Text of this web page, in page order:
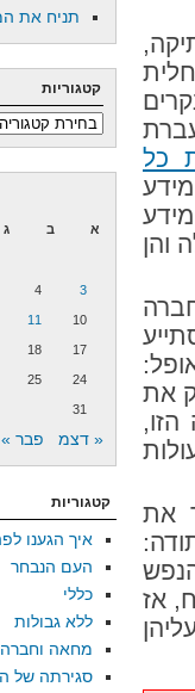
כל
והן
את
את
אז
תניח את
קטגוריות
קטגוריות
א ב ג
3
4
10
11
17
18
24
25
31
« דצמ פבר »
קטגוריות
איך הגענו
העם הנבחר
כללי
ללא גבולות
מחאה וחברה
סגירתה של